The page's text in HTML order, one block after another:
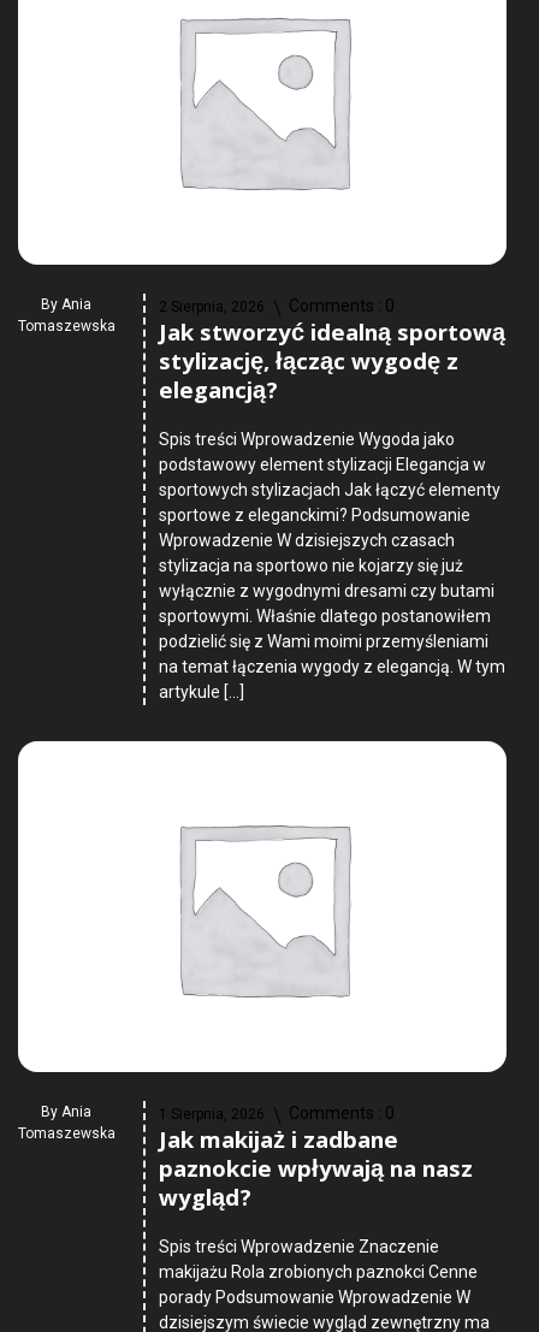
By Ania
Tomaszewska
2 Sierpnia, 2026 Comments : 0
Jak stworzyć idealną sportową
stylizację, łącząc wygodę z
elegancją?
Spis treści Wprowadzenie Wygoda jako
podstawowy element stylizacji Elegancja w
sportowych stylizacjach Jak łączyć elementy
sportowe z eleganckimi? Podsumowanie
Wprowadzenie W dzisiejszych czasach
stylizacja na sportowo nie kojarzy się już
wyłącznie z wygodnymi dresami czy butami
sportowymi. Właśnie dlatego postanowiłem
podzielić się z Wami moimi przemyśleniami
na temat łączenia wygody z elegancją. W tym
artykule […]
By Ania
Tomaszewska
1 Sierpnia, 2026 Comments : 0
Jak makijaż i zadbane
paznokcie wpływają na nasz
wygląd?
Spis treści Wprowadzenie Znaczenie
makijażu Rola zrobionych paznokci Cenne
porady Podsumowanie Wprowadzenie W
dzisiejszym świecie wygląd zewnętrzny ma